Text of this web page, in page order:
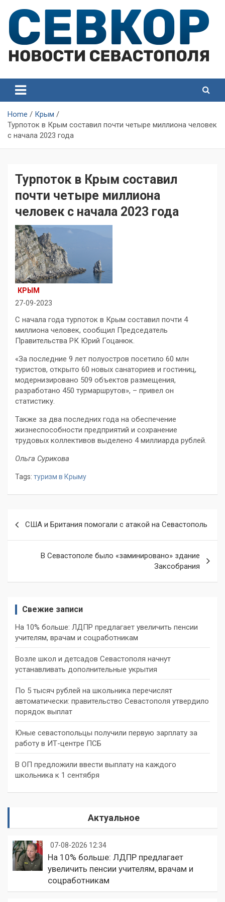
content
Севастополя
Севастополя
Home
Крым
Турпоток в Крым составил почти четыре миллиона человек
с начала 2023 года
Турпоток в Крым составил
почти четыре миллиона
человек с начала 2023 года
КРЫМ
27-09-2023
С начала года турпоток в Крым составил почти 4
миллиона человек, сообщил Председатель
Правительства РК Юрий Гоцанюк.
«За последние 9 лет полуостров посетило 60 млн
туристов, открыто 60 новых санаториев и гостиниц,
модернизировано 509 объектов размещения,
разработано 450 турмаршрутов», – привел он
статистику.
Также за два последних года на обеспечение
жизнеспособности предприятий и сохранение
трудовых коллективов выделено 4 миллиарда рублей.
Ольга Сурикова
Tags: туризм в Крыму
записям
США и Британия помогали с атакой на Севастополь
В Севастополе было «заминировано» здание
Заксобрания
Свежие записи
На 10% больше: ЛДПР предлагает увеличить пенсии
учителям, врачам и соцработникам
Возле школ и детсадов Севастополя начнут
устанавливать дополнительные укрытия
По 5 тысяч рублей на школьника перечислят
автоматически: правительство Севастополя утвердило
порядок выплат
Юные севастопольцы получили первую зарплату за
работу в ИТ-центре ПСБ
В ОП предложили ввести выплату на каждого
школьника к 1 сентября
Актуальное
07-08-2026 12:34
На 10% больше: ЛДПР предлагает
увеличить пенсии учителям, врачам и
соцработникам